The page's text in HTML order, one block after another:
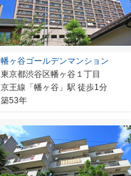
幡ヶ谷ゴールデンマンション
東京都渋谷区幡ヶ谷１丁目
京王線「幡ヶ谷」駅 徒歩1分
築53年